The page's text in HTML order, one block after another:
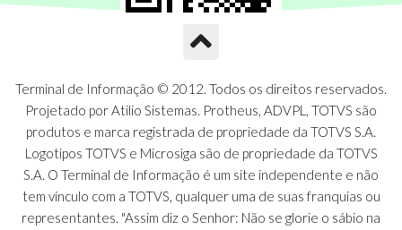
Terminal de Informação © 2012. Todos os direitos reservados.
Projetado por Atilio Sistemas. Protheus, ADVPL, TOTVS são
produtos e marca registrada de propriedade da TOTVS S.A.
Logotipos TOTVS e Microsiga são de propriedade da TOTVS
S.A. O Terminal de Informação é um site independente e não
tem vínculo com a TOTVS, qualquer uma de suas franquias ou
representantes. "Assim diz o Senhor: Não se glorie o sábio na